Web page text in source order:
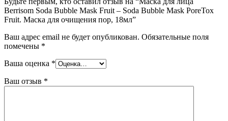
Berrisom Soda Bubble Mask Fruit – Soda Bubble Mask PoreTox
Fruit. Маска для очищения пор, 18мл”
Ваш адрес email не будет опубликован. Обязательные поля
помечены *
Ваша оценка *
Ваш отзыв *